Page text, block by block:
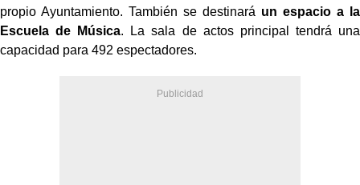
propio Ayuntamiento. También se destinará un espacio a la
Escuela de Música. La sala de actos principal tendrá una
capacidad para 492 espectadores.